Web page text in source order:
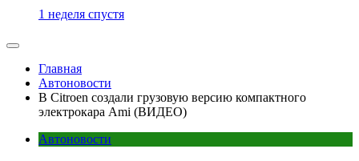
1 неделя спустя
Главная
Автоновости
В Citroen создали грузовую версию компактного
электрокара Ami (ВИДЕО)
Автоновости